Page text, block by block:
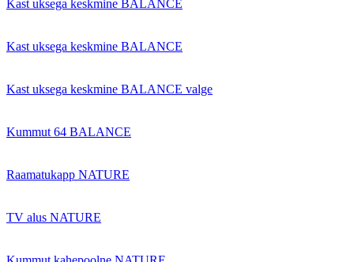
Kast uksega keskmine BALANCE
Kast uksega keskmine BALANCE
Kast uksega keskmine BALANCE valge
Kummut 64 BALANCE
Raamatukapp NATURE
TV alus NATURE